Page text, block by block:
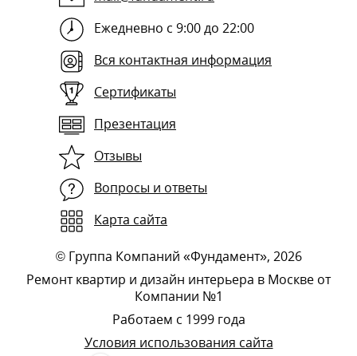
Ежедневно с 9:00 до 22:00
Вся контактная информация
Сертификаты
Презентация
Отзывы
Вопросы и ответы
Карта сайта
© Группа Компаний «Фундамент», 2026
Ремонт квартир и дизайн интерьера в Москве от
Компании №1
Работаем с 1999 года
Условия использования сайта